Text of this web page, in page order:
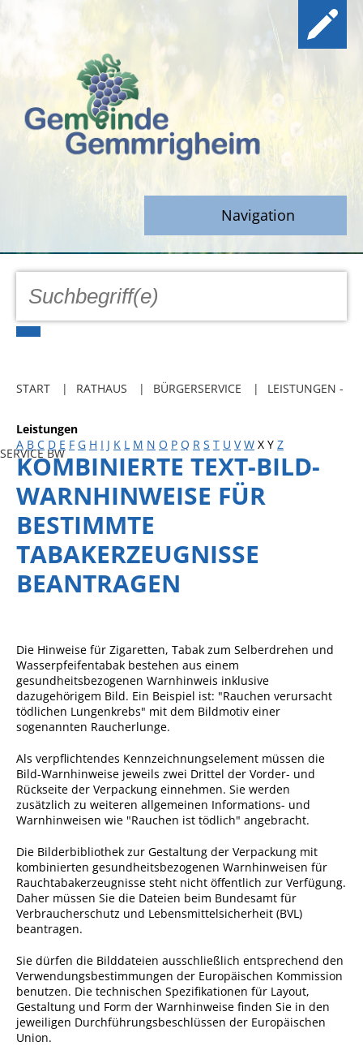
Navigation
GEMEINDE
Freibadkarten
Social Media
Parkraumkonzept
Ladeinfrastruktur
Kindertageseinrichtungen
Schulkindbetreuung
Mensa
Musikschule
Gemeindebücherei
Jugendhaus
Sportstätten
Veranstaltungsgebäude
Freiwillige Feuerwehr
Häckselplatz
Friedhof
Kommunale
Wärmeplanung
Netzmonitor der NetzeBW
START RATHAUS BÜRGERSERVICE LEISTUNGEN -
SERVICE BW
Leistungen
A B C D E F G H I J K L M N O P Q R S T U V W X Y Z
KOMBINIERTE TEXT-BILD-
WARNHINWEISE FÜR
BESTIMMTE
TABAKERZEUGNISSE
BEANTRAGEN
Die Hinweise für Zigaretten, Tabak zum Selberdrehen und
Wasserpfeifentabak bestehen aus einem
gesundheitsbezogenen Warnhinweis inklusive
dazugehörigem Bild. Ein Beispiel ist: "Rauchen verursacht
tödlichen Lungenkrebs" mit dem Bildmotiv einer
sogenannten Raucherlunge.
Als verpflichtendes Kennzeichnungselement müssen die
Bild-Warnhinweise jeweils zwei Drittel der Vorder- und
Rückseite der Verpackung einnehmen. Sie werden
zusätzlich zu weiteren allgemeinen Informations- und
Warnhinweisen wie "Rauchen ist tödlich" angebracht.
Die Bilderbibliothek zur Gestaltung der Verpackung mit
kombinierten gesundheitsbezogenen Warnhinweisen für
Rauchtabakerzeugnisse steht nicht öffentlich zur Verfügung.
Daher müssen Sie die Dateien beim Bundesamt für
Verbraucherschutz und Lebensmittelsicherheit (BVL)
beantragen.
Sie dürfen die Bilddateien ausschließlich entsprechend den
Verwendungsbestimmungen der Europäischen Kommission
benutzen. Die technischen Spezifikationen für Layout,
Gestaltung und Form der Warnhinweise finden Sie in den
jeweiligen Durchführungsbeschlüssen der Europäischen
Union.